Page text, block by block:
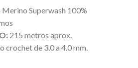
Merino Superwash 100%
215 metros aprox.
crochet de 3.0 a 4.0 mm.